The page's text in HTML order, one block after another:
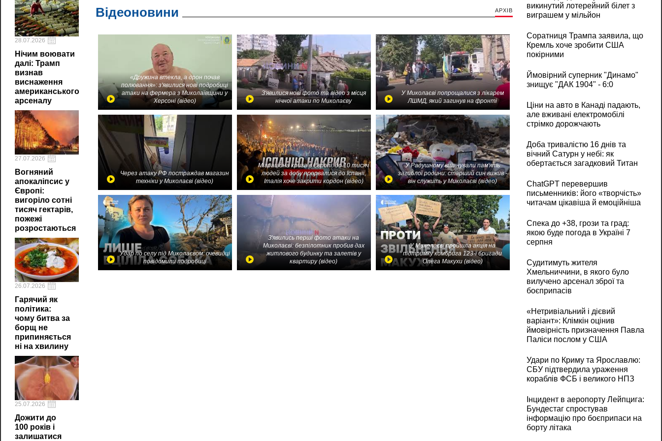
28.07.2026
Нічим воювати
далі: Трамп
визнав
виснаження
американського
арсеналу
27.07.2026
Вогняний
апокаліпсис у
Європі:
вигоріло сотні
тисяч гектарів,
пожежі
розростаються
26.07.2026
Гарячий як
політика:
чому битва за
борщ не
припиняється
ні на хвилину
25.07.2026
Дожити до
100 років і
залишатися
Відеоновини АРХІВ
«Дружина втекла, а дрон почав
полювання»: з'явилися нові подробиці
атаки на фермера з Миколаївщини у
Херсоні (відео)
З'явилися нові фото та відео з місця
нічної атаки по Миколаєву
У Миколаєві попрощалися з лікарем
ЛШМД, який загинув на фронті
Через атаку РФ постраждав магазин
техніки у Миколаєві (відео)
Міграційна криза в Європі: до 10 тисяч
людей за добу прорвалися до Іспанії,
Італія хоче закрити кордон (відео)
У Радушному вшанували пам'ять
загиблої родини: старший син вижив -
він служить у Миколаєві (відео)
Удар по селу під Миколаєвом: очевидці
повідомили подробиці
З'явились перші фото атаки на
Миколаєві: безпілотник пробив дах
житлового будинку та залетів у
квартиру (відео)
У Миколаєві пройшла акція на
підтримку комбрига 123-ї бригади
Олега Макухи (відео)
викинутий лотерейний білет з
виграшем у мільйон
Соратниця Трампа заявила, що
Кремль хоче зробити США
покірними
Ймовірний суперник "Динамо"
знищує "ДАК 1904" - 6:0
Ціни на авто в Канаді падають,
але вживані електромобілі
стрімко дорожчають
Доба тривалістю 16 днів та
вічний Сатурн у небі: як
обертається загадковий Титан
ChatGPT перевершив
письменників: його «творчість»
читачам цікавіша й емоційніша
Спека до +38, грози та град:
якою буде погода в Україні 7
серпня
Судитимуть жителя
Хмельниччини, в якого було
вилучено арсенал зброї та
боєприпасів
«Нетривіальний і дієвий
варіант»: Клімкін оцінив
ймовірність призначення Павла
Паліси послом у США
Удари по Криму та Ярославлю:
СБУ підтвердила ураження
кораблів ФСБ і великого НПЗ
Інцидент в аеропорту Лейпцига:
Бундестаг спростував
інформацію про боєприпаси на
борту літака